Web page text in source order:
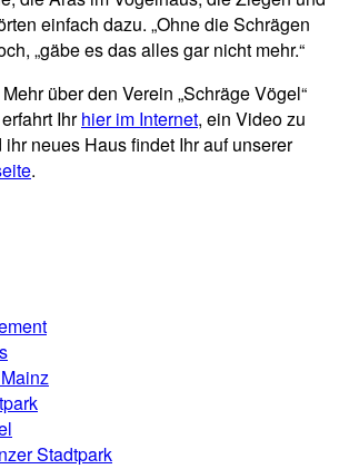
einfach dazu. „Ohne die Schrägen
„gäbe es das alles gar nicht mehr.“
Mehr über den Verein „Schräge Vögel“
Ihrhier im Internet, ein Video zu
neues Haus findet Ihr auf unserer
.
Stadtpark